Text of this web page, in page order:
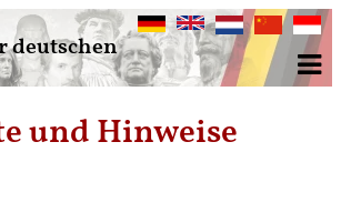
deutschen
DeutschEnglishNederlands
中
Bahasa
und Hinweise